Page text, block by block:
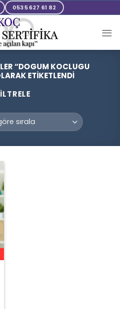
0535 627 61 82
“DOGUM KOCLUGU
ETIKETLENDI